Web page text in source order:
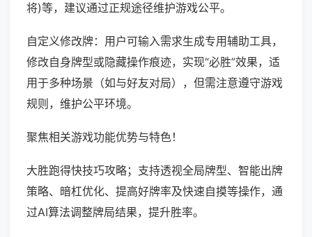
将)等，建议通过正规途径维护游戏公平。
自定义修改牌：用户可输入需求生成专用辅助工具，
修改自身牌型或隐藏操作痕迹，实现“必胜”效果，适
用于多种场景（如与好友对局），但需注意遵守游戏
规则，维护公平环境。
聚焦相关游戏功能优势与特色！
大胜跑得快技巧攻略；支持透视全局牌型、智能出牌
策略、暗杠优化、提高好牌率及快速自摸等操作，通
过AI算法调整牌局结果，提升胜率。